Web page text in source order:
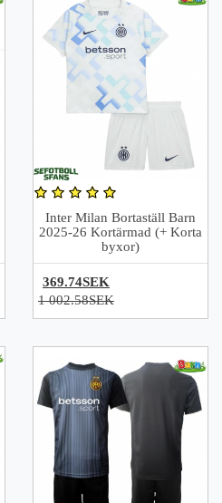
Inter Milan Bortaställ Barn
2025-26 Kortärmad (+ Korta
byxor)
369.74SEK
1 002.58SEK